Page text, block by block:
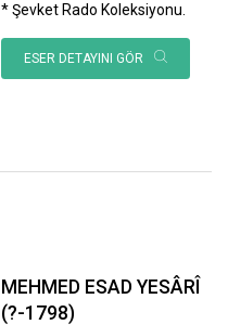
* Şevket Rado Koleksiyonu.
ESER DETAYINI GÖR
MEHMED ESAD YESÂRÎ
(?-1798)